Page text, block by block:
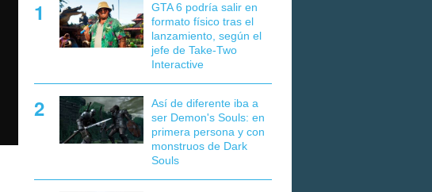
GTA 6 podría salir en
formato físico tras el
lanzamiento, según el
jefe de Take-Two
Interactive
Así de diferente iba a
ser Demon's Souls: en
primera persona y con
monstruos de Dark
Souls